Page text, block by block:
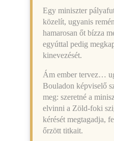
Egy miniszter
közelít, ugyanis
hamarosan őt bízza
egyúttal pedig
kinevezését.
Ám ember tervez…
Bouladon képviselő
meg: szeretné a
elvinni a Zöld-foki
kérését megtagadja,
őrzött titkait.